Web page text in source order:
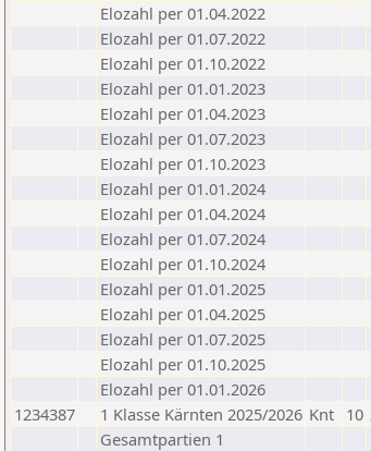
Elozahl per 01.04.2022
Elozahl per 01.07.2022
Elozahl per 01.10.2022
Elozahl per 01.01.2023
Elozahl per 01.04.2023
Elozahl per 01.07.2023
Elozahl per 01.10.2023
Elozahl per 01.01.2024
Elozahl per 01.04.2024
Elozahl per 01.07.2024
Elozahl per 01.10.2024
Elozahl per 01.01.2025
Elozahl per 01.04.2025
Elozahl per 01.07.2025
Elozahl per 01.10.2025
Elozahl per 01.01.2026
1234387
1 Klasse Kärnten 2025/2026 Knt 10
Gesamtpartien 1